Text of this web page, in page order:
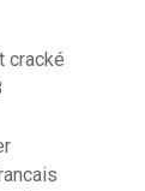
cracké